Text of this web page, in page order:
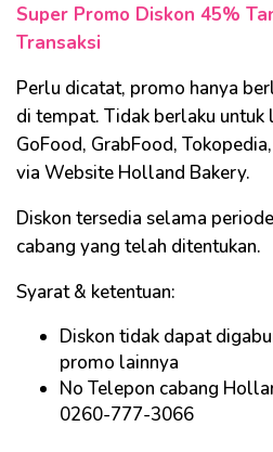
Super Promo Diskon 45%
Transaksi
Perlu dicatat, promo hanya
di tempat. Tidak berlaku untuk
GoFood, GrabFood,
via Website Holland Bakery.
Diskon tersedia selama periode
cabang yang telah ditentukan.
Syarat & ketentuan:
Diskon tidak dapat
promo lainnya
No Telepon cabang
0260-777-3066